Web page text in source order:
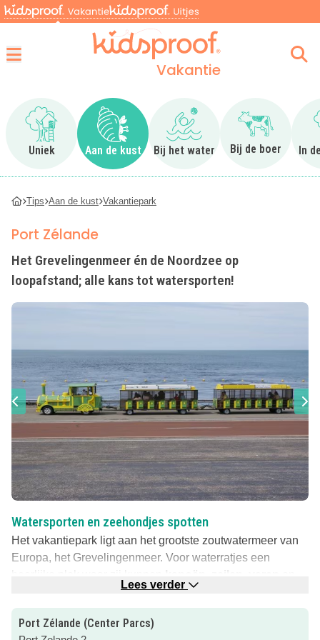
Vakantie
Uniek
Ga naar Uniek
Aan de kust
Ga naar Aan de kust
Bij het water
Ga naar Bij het water
Bij de boer
Ga naar Bij
In
Tips Aan de kust Vakantiepark
Port Zélande
Het Grevelingenmeer én de Noordzee op
loopafstand; alle kans tot watersporten!
Watersporten en zeehondjes spotten
Het vakantiepark ligt aan het grootste zoutwatermeer van
Europa, het Grevelingenmeer. Voor waterratjes een
duiken en kitesurfen!
Aan de andere kant van de dijk begint al de Noordzee.
Lees verder
Port Zélande (Center Parcs)